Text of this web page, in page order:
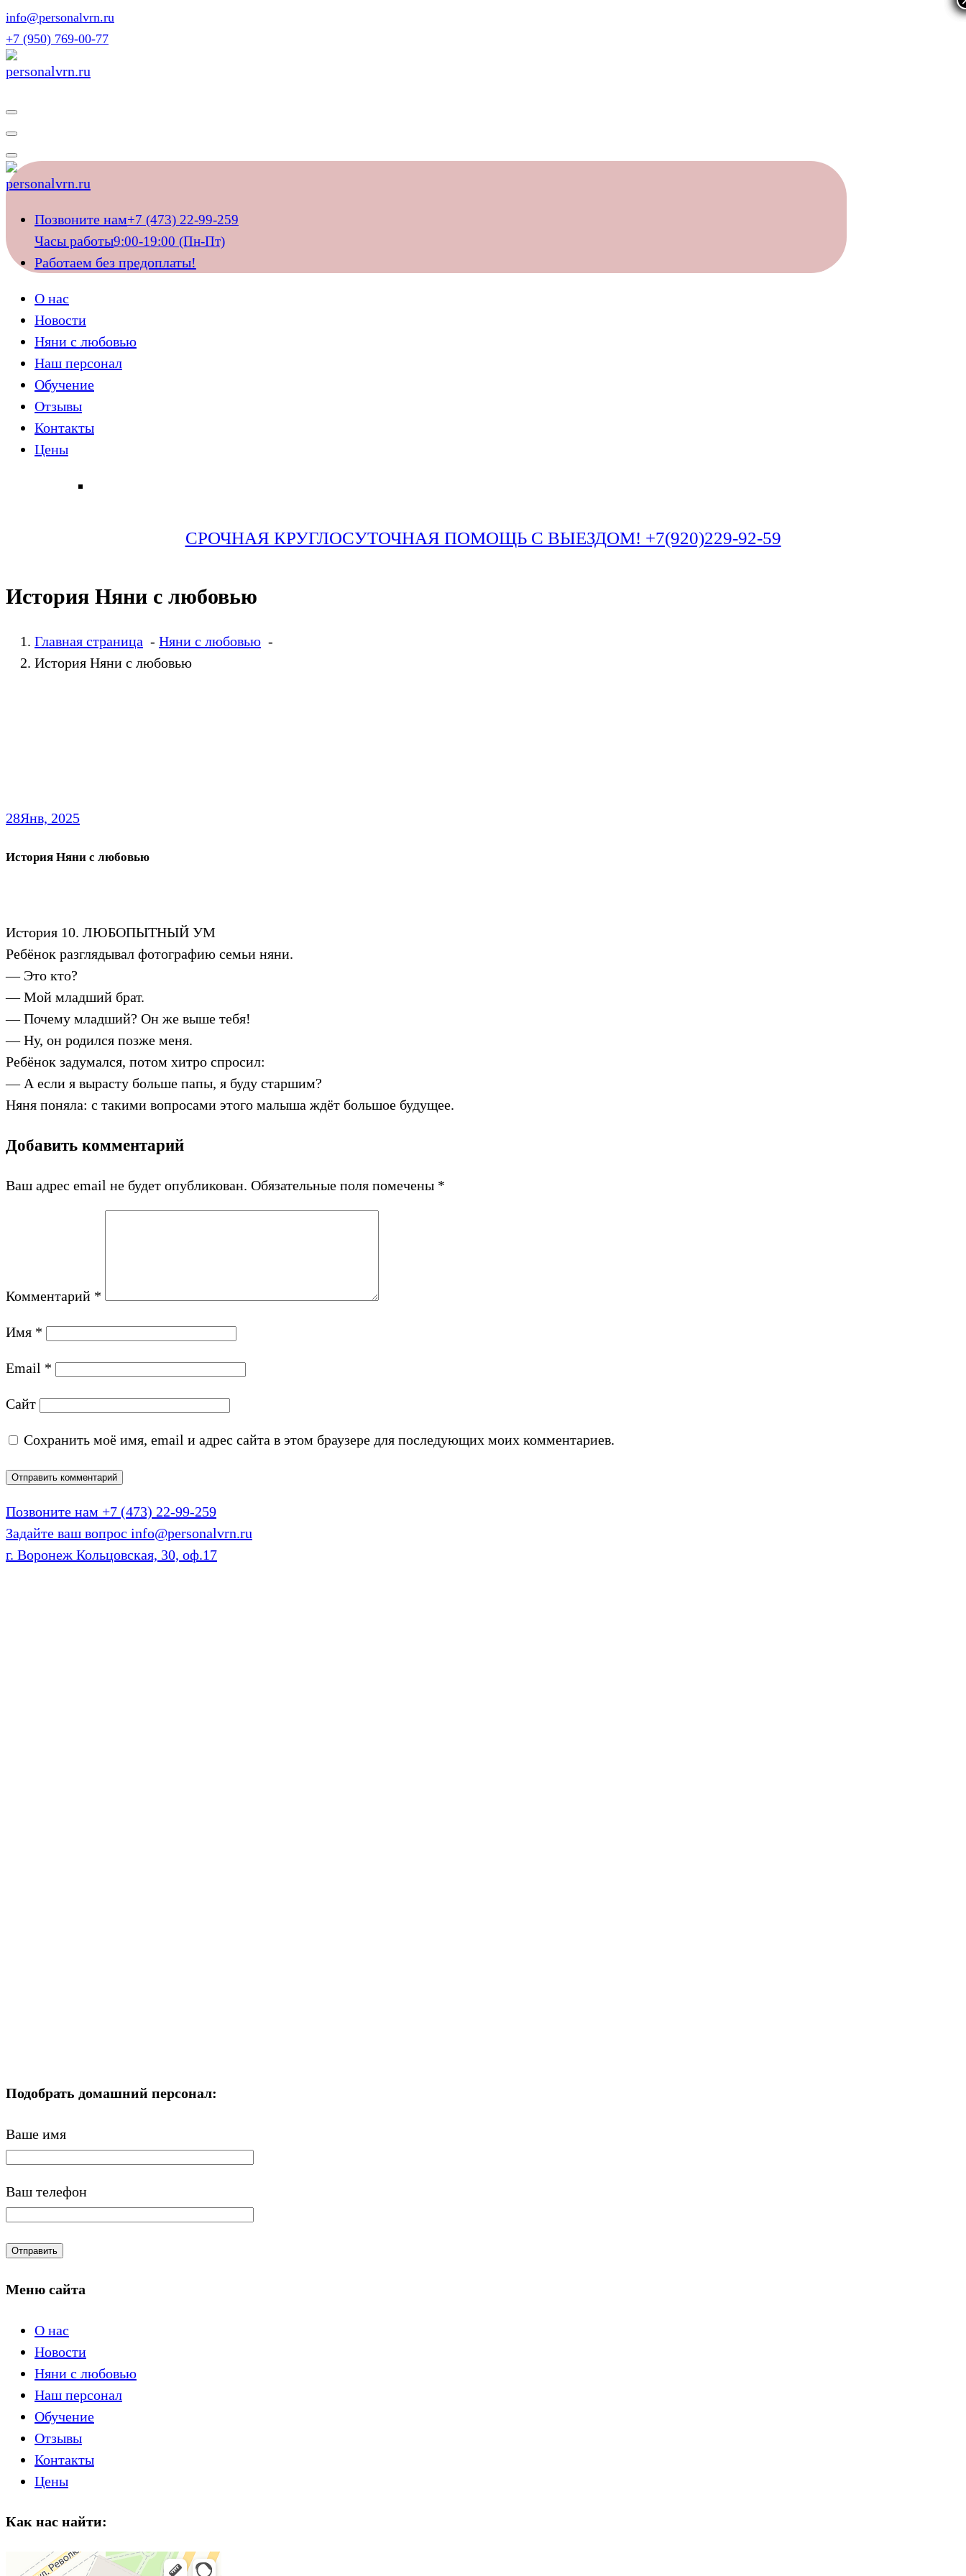
Перейти
к
содержимому
info@personalvrn.ru
+7 (950) 769-00-77
Подберём домашний персонал для ваших близких
Подберём домашний персонал для ваших близких
Позвоните нам+7 (473) 22-99-259
Часы работы9:00-19:00 (Пн-Пт)
Работаем без предоплаты!
О нас
Новости
Няни с любовью
Наш персонал
Обучение
Отзывы
Контакты
Цены
СРОЧНАЯ КРУГЛОСУТОЧНАЯ ПОМОЩЬ С ВЫЕЗДОМ! +7(920)229-92-59
История Няни с любовью
Главная страница - Няни с любовью -
История Няни с любовью
28Янв, 2025
История Няни с любовью
История 10. ЛЮБОПЫТНЫЙ УМ
Ребёнок разглядывал фотографию семьи няни.
— Это кто?
— Мой младший брат.
— Почему младший? Он же выше тебя!
— Ну, он родился позже меня.
Ребёнок задумался, потом хитро спросил:
— А если я вырасту больше папы, я буду старшим?
Няня поняла: с такими вопросами этого малыша ждёт большое будущее.
Добавить комментарий
Ваш адрес email не будет опубликован. Обязательные поля помечены *
Комментарий *
Имя *
Email *
Сайт
Сохранить моё имя, email и адрес сайта в этом браузере для последующих моих комментариев.
Позвоните нам +7 (473) 22-99-259
Задайте ваш вопрос info@personalvrn.ru
г. Воронеж Кольцовская, 30, оф.17
Подобрать домашний персонал:
Ваше имя
Ваш телефон
Меню сайта
О нас
Новости
Няни с любовью
Наш персонал
Обучение
Отзывы
Контакты
Цены
Как нас найти: